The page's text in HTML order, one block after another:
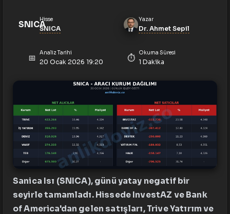
SNICA
Hisse
SNICA
Yazar
Dr. Ahmet Sepil
📅
Analiz Tarihi
20 Ocak 2026 19:20 ⏱️
Okuma Süresi
1 Dakika
Sanica Isı (SNICA), günü yatay negatif bir
seyirle tamamladı. Hissede InvestAZ ve Bank
of America'dan gelen satışları, Trive Yatırım ve